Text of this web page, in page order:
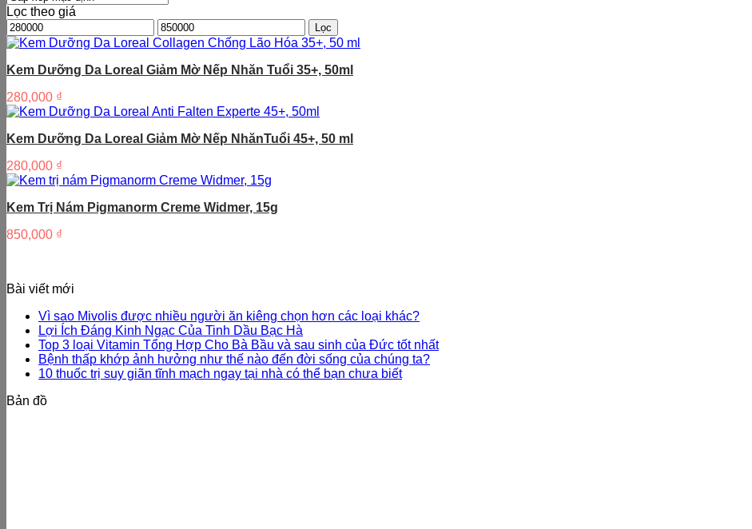
Lọc theo giá
Giá
tối
Giá
tối
Lọc
Kem Dưỡng Da Loreal Giảm Mờ Nếp Nhăn Tuổi 35+, 50ml
280,000 ₫
Kem Dưỡng Da Loreal Giảm Mờ Nếp NhănTuổi 45+, 50 ml
280,000 ₫
Kem Trị Nám Pigmanorm Creme Widmer, 15g
850,000 ₫
Bài viết mới
Vì sao Mivolis được nhiều người ăn kiêng chọn hơn các loại khác?
Lợi Ích Đáng Kinh Ngạc Của Tinh Dầu Bạc Hà
Top 3 loại Vitamin Tổng Hợp Cho Bà Bầu và sau sinh của Đức tốt nhất
Bệnh thấp khớp ảnh hưởng như thế nào đến đời sống của chúng ta?
10 thuốc trị suy giãn tĩnh mạch ngay tại nhà có thể bạn chưa biết
Bản đồ